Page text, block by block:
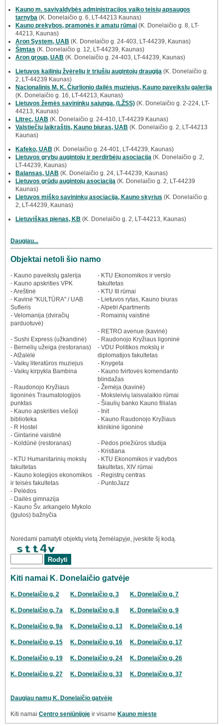
Kauno m. savivaldybės administracijos vaiko teisių apsaugos
tarnyba (K. Donelaičio g. 6, LT-44213 Kaunas)
Kauno prekybos, pramonės ir amatų rūmai (K. Donelaičio g. 8, LT-
44213, Kaunas)
Aron System, UAB (K. Donelaičio g. 24-403, LT-44239, Kaunas)
Šimtas (K. Donelaičio g. 12, LT-44239, Kaunas)
Aron group, UAB (K. Donelaičio g. 24-403, LT-44239, Kaunas)
Lietuvos kailinių žvėrelių ir triušių augintojų draugija (K. Donelaičio g.
2, LT-44239 Kaunas)
Nacionalinis M. K. Čiurlionio dailės muziejus, Kauno paveikslų galerija
(K. Donelaičio g. 16, LT-44213, Kaunas)
Lietuvos žemės savininkų sąjunga, (LŽSS) (K. Donelaičio g. 2-224, LT-
44213, Kaunas)
Litrec, UAB (K. Donelaičio g. 24-410, LT-44239 Kaunas)
Valstiečių laikraštis, Kauno biuras, UAB (K. Donelaičio g. 2, LT-44213
Kaunas)
Kafeko, UAB (K. Donelaičio g. 24-401, LT-44239, Kaunas)
Lietuvos grybų augintojų ir perdirbėjų asociacija (K. Donelaičio g. 2,
LT-44239, Kaunas)
Balansas, UAB (K. Donelaičio g. 24, LT-44239, Kaunas)
Lietuvos grūdų augintojų asociacija (K. Donelaičio g. 2, LT-44239
Kaunas)
Lietuvos miško savininkų asociacija, Kauno skyrius (K. Donelaičio g.
2, LT-44239, Kaunas)
Lietuviškas pienas, KB (K. Donelaičio g. 2, LT-44213, Kaunas)
Daugiau...
Objektai netoli šio namo
- Kauno paveikslų galerija
- Kauno apskrities VPK
- Areštinė
- Kavinė "KULTŪRA" / UAB
Sufleris
- Velomanija (dviračių
parduotuvė)
- Sushi Express (užkandinė)
- Bernelių užeiga (restoranas)
- Atžalėlė
- Vaikų literatūros muziejus
- Vaikų kirpykla Bambina
- KTU Ekonomikos ir verslo
fakultetas
- KTU III rūmai
- Lietuvos rytas, Kauno biuras
- Alpetri Apartments
- Romainių vaistinė
- RETRO avenue (kavinė)
- Raudonojo Kryžiaus ligoninė
- VDU Politikos mokslų ir
diplomatijos fakultetas
- Knygeta
- Kauno tvirtovės komendanto
blindažas
- Raudonojo Kryžiaus
ligoninės Traumatologijos
punktas
- Kauno apskrities viešoji
biblioteka
- R Hostel
- Gintarinė vaistinė
- Koldūnė (restoranas)
- KTU Humanitarinių mokslų
fakultetas
- Kauno kolegijos ekonomikos
ir teisės fakultetas
- Pelėdos
- Dailės gimnazija
- Kauno Šv. arkangelo Mykolo
(Įgulos) bažnyčia
- Žemėja (kavinė)
- Moksleivių laisvalaikio rūmai
- Šiaulių banko Kauno filialas
- Init
- Kauno Raudonojo Kryžiaus
klinikinė ligoninė
- Pėdos priežiūros studija
- Kristiana
- KTU Ekonomikos ir vadybos
fakultetas, XIV rūmai
- Registrų centras
- PuntoJazz
Norėdami pamatyti objektų vietą žemėlapyje, įveskite šį kodą.
Kiti namai K. Donelaičio gatvėje
K. Donelaičio g. 2 K. Donelaičio g. 3 K. Donelaičio g. 7
K. Donelaičio g. 7a K. Donelaičio g. 8 K. Donelaičio g. 9
K. Donelaičio g. 9a K. Donelaičio g. 13 K. Donelaičio g. 14
K. Donelaičio g. 15 K. Donelaičio g. 16 K. Donelaičio g. 17
K. Donelaičio g. 19 K. Donelaičio g. 24 K. Donelaičio g. 26
K. Donelaičio g. 27 K. Donelaičio g. 33 K. Donelaičio g. 37
Daugiau namų K. Donelaičio gatvėje
Kiti namai Centro seniūnijoje ir visame Kauno mieste